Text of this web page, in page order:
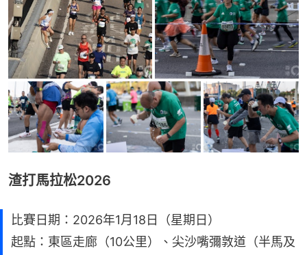
渣打馬拉松2026
比賽日期：2026年1月18日（星期日）
起點：東區走廊（10公里）、尖沙嘴彌敦道（半馬及